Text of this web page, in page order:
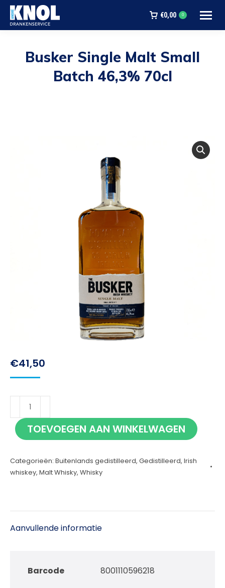
€0,00 0
Busker Single Malt Small
Batch 46,3% 70cl
€41,50
Busker
Single
Malt
Batch
46,3%
aantal
TOEVOEGEN AAN WINKELWAGEN
Categorieën: Buitenlands gedistilleerd, Gedistilleerd, Irish
whiskey, Malt Whisky, Whisky
Aanvullende informatie
Barcode 8001110596218